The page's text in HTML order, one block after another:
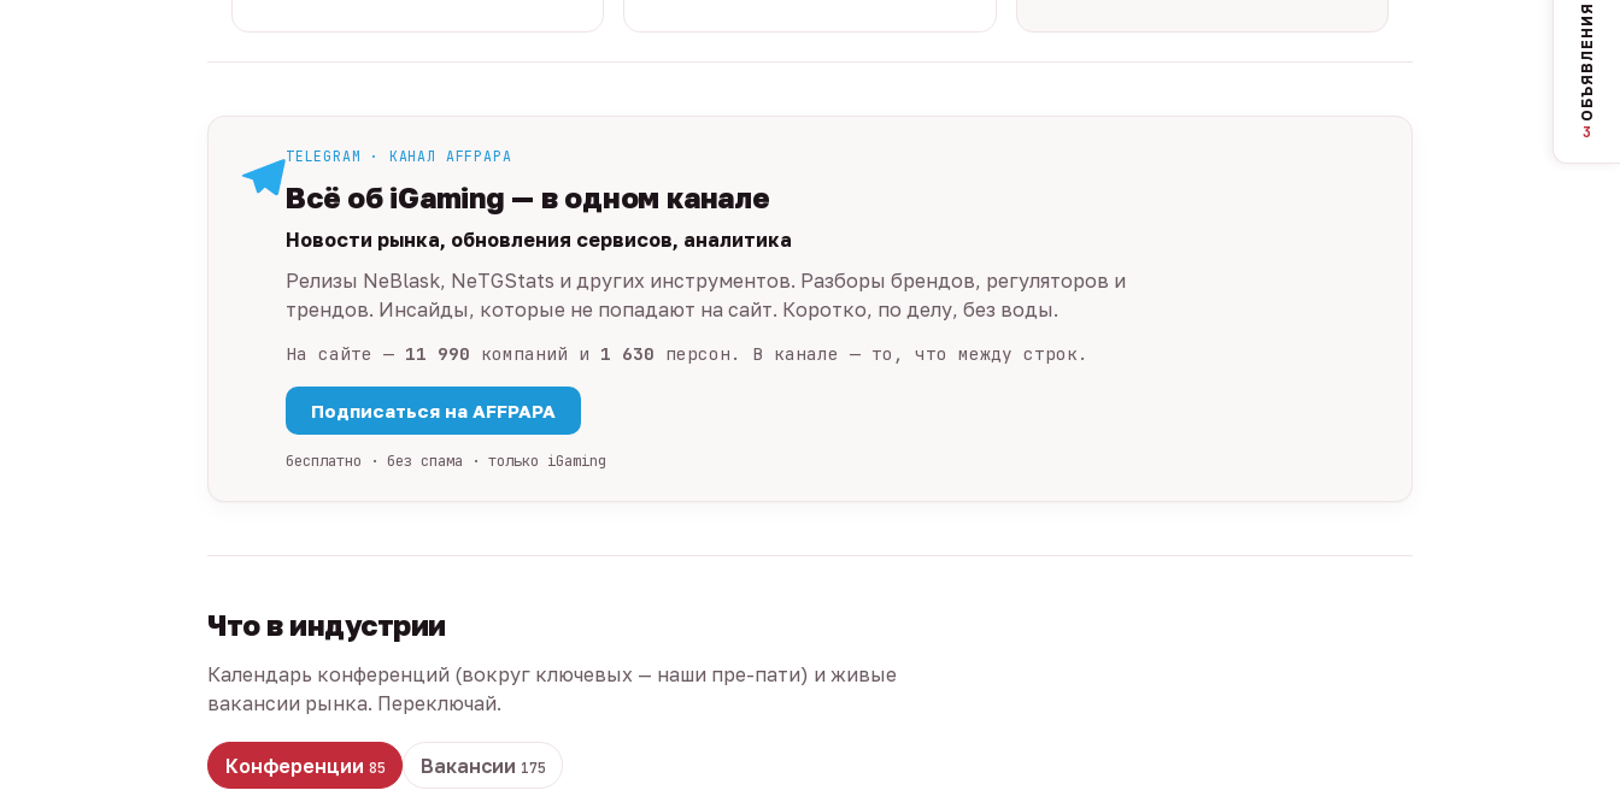
TELEGRAM · КАНАЛ AFFPAPA
Всё об iGaming — в одном канале
Новости рынка, обновления сервисов, аналитика
Релизы NeBlask, NeTGStats и других инструментов. Разборы брендов, регуляторов и
трендов. Инсайды, которые не попадают на сайт. Коротко, по делу, без воды.
На сайте — 11 990 компаний и 1 630 персон. В канале — то, что между строк.
Подписаться на AFFPAPA
бесплатно · без спама · только iGaming
Что в индустрии
Календарь конференций (вокруг ключевых — наши пре-пати) и живые
вакансии рынка. Переключай.
Конференции 85 Вакансии 175
ОБЪЯВЛЕНИЯ
3